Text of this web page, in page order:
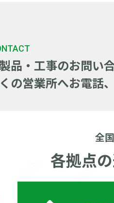
品・工事のお問い
の営業所へお電話
全
各拠点